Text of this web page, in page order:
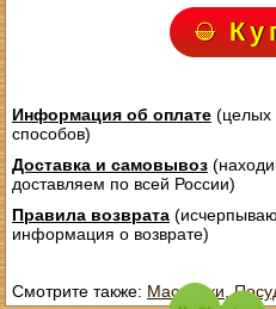
Информация об оплате(целых
способов)
Доставка и самовывоз
доставляем по всей России)
Правила возврата
информация о возврате)
Смотрите также: Масленки ,